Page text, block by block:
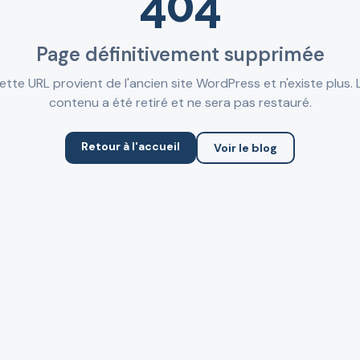
Page définitivement supprimée
URL provient de l'ancien site WordPress et n'existe plus.
contenu a été retiré et ne sera pas restauré.
Retour à l'accueil Voir le blog